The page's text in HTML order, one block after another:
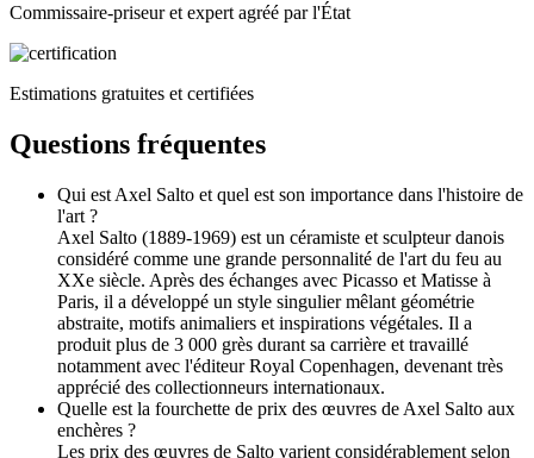
Commissaire-priseur et expert agréé par l'État
Estimations gratuites et certifiées
Questions fréquentes
Qui est Axel Salto et quel est son importance dans l'histoire de
l'art ?
Axel Salto (1889-1969) est un céramiste et sculpteur danois
considéré comme une grande personnalité de l'art du feu au
XXe siècle. Après des échanges avec Picasso et Matisse à
Paris, il a développé un style singulier mêlant géométrie
abstraite, motifs animaliers et inspirations végétales. Il a
produit plus de 3 000 grès durant sa carrière et travaillé
notamment avec l'éditeur Royal Copenhagen, devenant très
apprécié des collectionneurs internationaux.
Quelle est la fourchette de prix des œuvres de Axel Salto aux
enchères ?
Les prix des œuvres de Salto varient considérablement selon